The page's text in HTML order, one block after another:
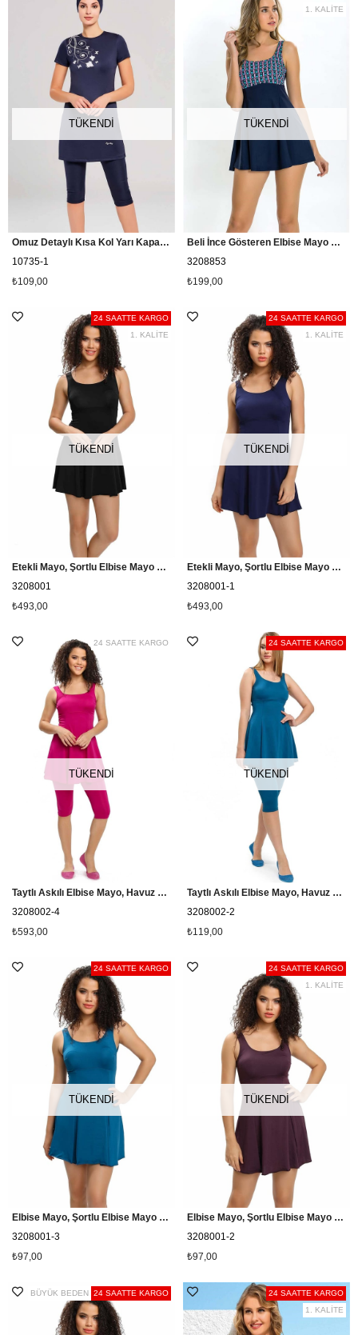
TÜKENDI
Omuz Detaylı Kısa Kol Yarı Kapalı Mayo Seamay 10735, Koyu Lacivert
10735-1
₺109,00
TÜKENDI
Beli İnce Gösteren Elbise Mayo Bughet 3208853
3208853
₺199,00
1. KALİTE
TÜKENDI
Etekli Mayo, Şortlu Elbise Mayo Cesa 3208001 Siyah
3208001
₺493,00
24 SAATTE KARGO
1. KALİTE
TÜKENDI
Etekli Mayo, Şortlu Elbise Mayo Cesa 3208001 Lacivert
3208001-1
₺493,00
24 SAATTE KARGO
1. KALİTE
TÜKENDI
Taytlı Askılı Elbise Mayo, Havuz Mayo Cersy 3208002 Fuşya
3208002-4
₺593,00
24 SAATTE KARGO
TÜKENDI
Taytlı Askılı Elbise Mayo, Havuz Mayo Cersy 3208002 Petrol Mavi
3208002-2
₺119,00
24 SAATTE KARGO
TÜKENDI
Elbise Mayo, Şortlu Elbise Mayo Cesa 3208001 Petrol Mavi
3208001-3
₺97,00
24 SAATTE KARGO
TÜKENDI
Elbise Mayo, Şortlu Elbise Mayo Cesa 3208001 Mürdüm
3208001-2
₺97,00
24 SAATTE KARGO
1. KALİTE
24 SAATTE KARGO
BÜYÜK BEDEN
24 SAATTE KARGO
1. KALİTE